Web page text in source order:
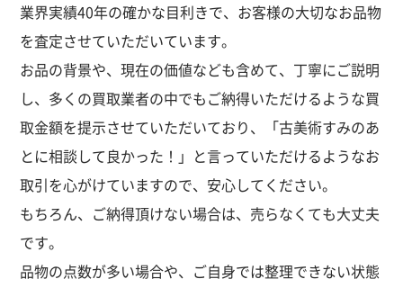
業界実績40年の確かな目利きで、お客様の大切なお品物
を査定させていただいています。
お品の背景や、現在の価値なども含めて、丁寧にご説明
し、多くの買取業者の中でもご納得いただけるような買
取金額を提示させていただいており、「古美術すみのあ
とに相談して良かった！」と言っていただけるようなお
取引を心がけていますので、安心してください。
もちろん、ご納得頂けない場合は、売らなくても大丈夫
です。
品物の点数が多い場合や、ご自身では整理できない状態